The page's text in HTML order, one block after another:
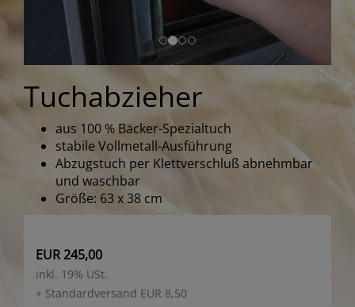
Tuchabzieher
aus 100 % Bäcker-Spezialtuch
stabile Vollmetall-Ausführung
Abzugstuch per Klettverschluß abnehmbar
und waschbar
Größe: 63 x 38 cm
EUR 245,00
inkl. 19% USt.
+ Standardversand EUR 8,50